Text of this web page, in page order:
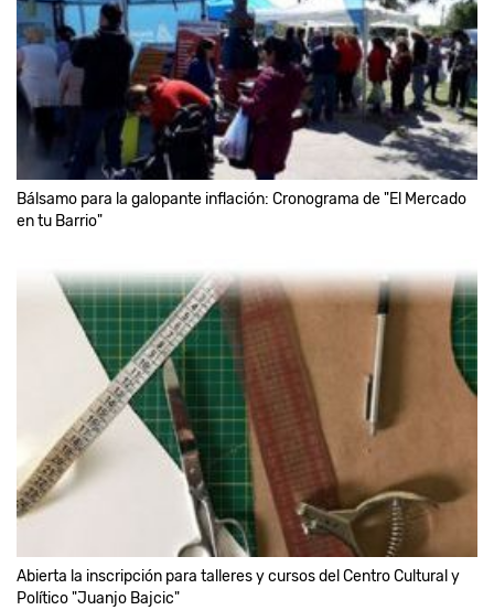
Bálsamo para la galopante inflación: Cronograma de "El Mercado
en tu Barrio"
Abierta la inscripción para talleres y cursos del Centro Cultural y
Político "Juanjo Bajcic"